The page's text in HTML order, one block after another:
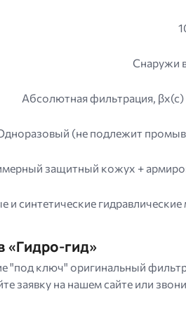
Снаружи
Абсолютная фильтрация, βx(c)
(не подлежит
защитный кожух +
и синтетические гидравлические
«Гидро-гид»
"под ключ" оригинальный
заявку на нашем сайте или